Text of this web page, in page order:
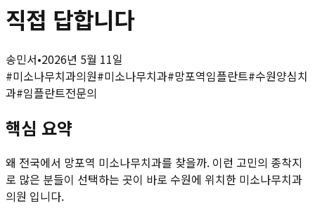
직접 답합니다
송민서•2026년 5월 11일
#미소나무치과의원#미소나무치과#망포역임플란트#수원양심치
과#임플란트전문의
핵심 요약
왜 전국에서 망포역 미소나무치과를 찾을까. 이런 고민의 종착지
로 많은 분들이 선택하는 곳이 바로 수원에 위치한 미소나무치과
의원 입니다.